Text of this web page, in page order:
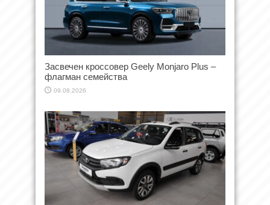
Засвечен кроссовер Geely Monjaro Plus –
флагман семейства
09.08.2026